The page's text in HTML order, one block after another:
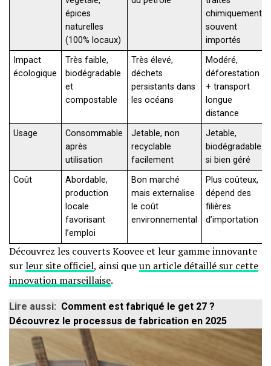
épices
naturelles
(100% locaux)
chimiquement
souvent
importés
Impact
écologique
Très faible,
biodégradable
et
compostable
Très élevé,
déchets
persistants dans
les océans
Modéré,
déforestation
+ transport
longue
distance
Usage
Consommable
après
utilisation
Jetable, non
recyclable
facilement
Jetable,
biodégradable
si bien géré
Coût
Abordable,
production
locale
favorisant
l’emploi
Bon marché
mais externalise
le coût
environnemental
Plus coûteux,
dépend des
filières
d’importation
Découvrez les couverts Koovee et leur gamme innovante
surleur site officiel, ainsi queun article détaillé sur cette
innovation marseillaise.
Lire aussi: Comment est fabriqué le get 27 ?
Découvrez le processus de fabrication en 2025